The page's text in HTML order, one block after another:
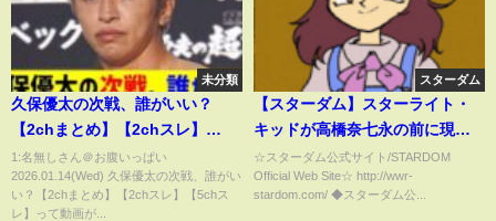
未分類
久保優太の次戦、誰がいい？
【2chまとめ】【2chスレ】
【5chスレ】
1:名無しさん＠お腹いっぱい
2026.01.14(Wed) 久保優太の次戦、誰がい
い？【2chまとめ】【2chスレ】【5chス
レ】って動画が...
スターダム
【スターダム】スターライト・
キッドが高橋奈七永の前に現れ
る！『全女魂も持ってるこの私
のプロレスで飲み込めるってこ
とを証明してやる』-6.4後楽園大
☆スターダム公式サイト/STARDOM
Official Web Site☆ http://wwr-
stardom.com/ ◆スターダム公...